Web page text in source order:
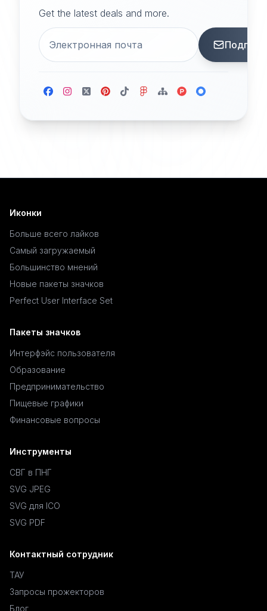
Get the latest deals and more.
Иконки
Больше всего лайков
Самый загружаемый
Большинство мнений
Новые пакеты значков
Perfect User Interface Set
Пакеты значков
Интерфэйс пользователя
Образование
Предпринимательство
Пищевые графики
Финансовые вопросы
Инструменты
СВГ в ПНГ
SVG JPEG
SVG для ICO
SVG PDF
Контактный сотрудник
ТАУ
Запросы прожекторов
Блог